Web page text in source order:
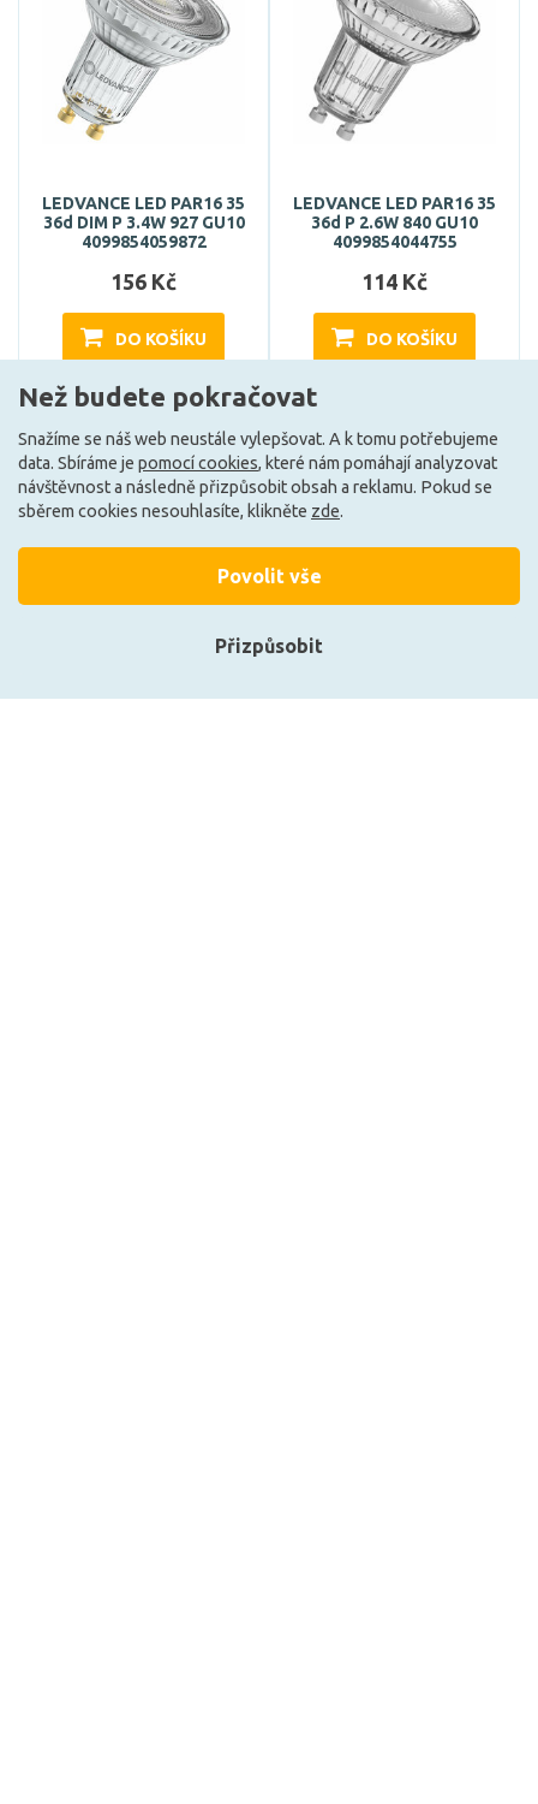
LEDVANCE LED PAR16 35
36d DIM P 3.4W 927 GU10
4099854059872
156 Kč
DO KOŠÍKU
Může být u Vás 20. 8.
LEDVANCE LED PAR16 35
36d P 2.6W 840 GU10
4099854044755
114 Kč
DO KOŠÍKU
Může být u Vás 11. 8.
Než budete pokračovat
Snažíme se náš web neustále vylepšovat. A k tomu potřebujeme
data. Sbíráme je pomocí cookies, které nám pomáhají analyzovat
návštěvnost a následně přizpůsobit obsah a reklamu. Pokud se
sběrem cookies nesouhlasíte, klikněte zde.
Přizpůsobit
Povolit vše